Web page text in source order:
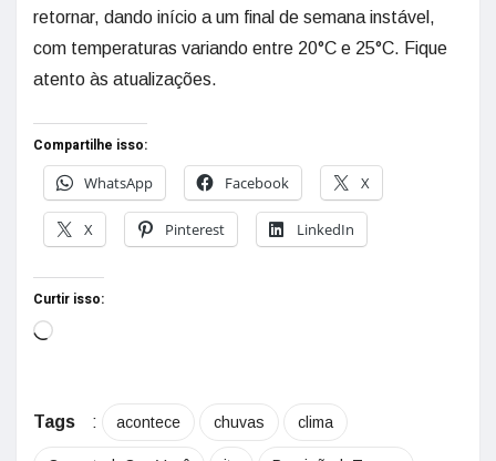
retornar, dando início a um final de semana instável,
com temperaturas variando entre 20°C e 25°C. Fique
atento às atualizações.
Compartilhe isso:
WhatsApp
Facebook X
X Pinterest LinkedIn
Curtir isso:
Tags : acontece chuvas clima